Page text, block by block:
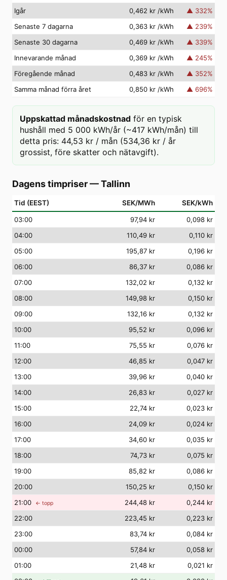
Igår
0,462 kr /kWh ▲ 332%
Senaste 7 dagarna
0,363 kr /kWh ▲ 239%
Senaste 30 dagarna
0,469 kr /kWh ▲ 339%
Innevarande månad
0,369 kr /kWh ▲ 245%
Föregående månad
0,483 kr /kWh ▲ 352%
Samma månad förra året
0,850 kr /kWh ▲ 696%
Uppskattad månadskostnad för en typisk
hushåll med 5 000 kWh/år (~417 kWh/mån) till
detta pris: 44,53 kr / mån (534,36 kr / år
grossist, före skatter och nätavgift).
Dagens timpriser—Tallinn
Tid (EEST) SEK/MWh SEK/kWh
03:00 97,94 kr
0,098 kr
04:00 110,49 kr
0,110 kr
05:00 195,87 kr
0,196 kr
06:00 86,37 kr
0,086 kr
07:00 132,02 kr
0,132 kr
08:00 149,98 kr
0,150 kr
09:00 132,16 kr
0,132 kr
10:00 95,52 kr
0,096 kr
11:00 75,55 kr
0,076 kr
12:00 46,85 kr
0,047 kr
13:00 39,96 kr
0,040 kr
14:00 26,83 kr
0,027 kr
15:00 22,74 kr
0,023 kr
16:00 24,09 kr
0,024 kr
17:00 34,60 kr
0,035 kr
18:00 74,73 kr
0,075 kr
19:00 85,82 kr
0,086 kr
20:00 150,25 kr
0,150 kr
21:00 ← topp 244,48 kr
0,244 kr
22:00 223,45 kr
0,223 kr
23:00 83,74 kr
0,084 kr
00:00 57,84 kr
0,058 kr
01:00 21,48 kr
0,021 kr